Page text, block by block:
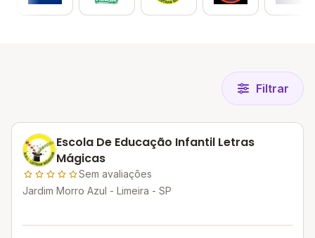
Filtrar
Escola De Educação Infantil Letras
Mágicas
Sem avaliações
Jardim Morro Azul - Limeira - SP